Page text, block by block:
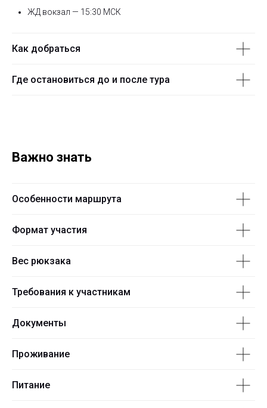
ЖД вокзал — 15:30 МСК
Как добраться
Где остановиться до и после тура
Важно знать
Особенности маршрута
Формат участия
Вес рюкзака
Требования к участникам
Документы
Проживание
Питание